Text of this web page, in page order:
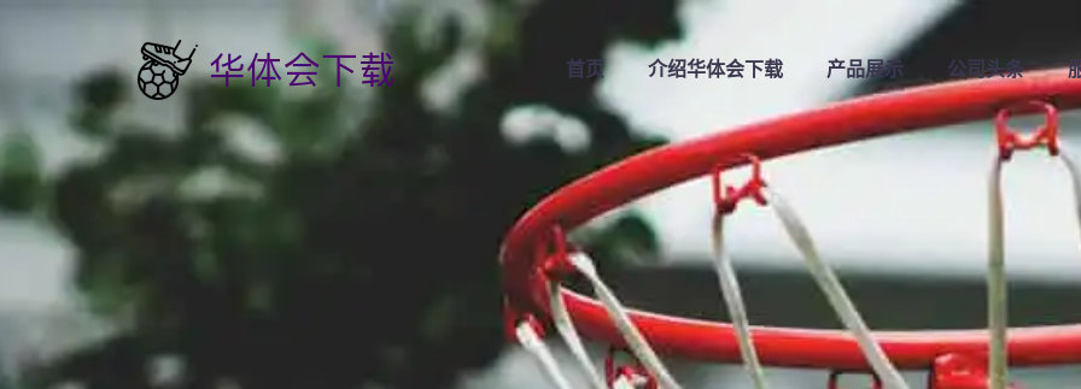
首页 介绍华体会下载 产品展示 公司头条